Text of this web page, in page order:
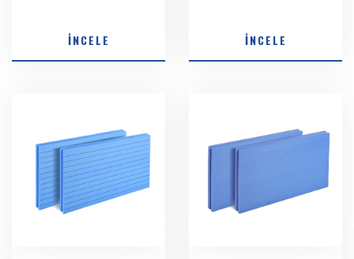
İNCELE İNCELE